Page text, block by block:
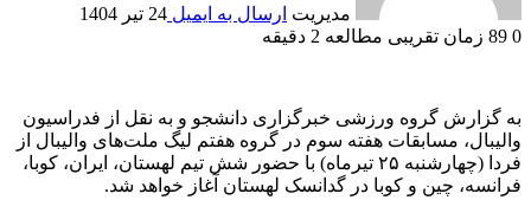
مدیریت ارسال به ایمیل 24 تیر 1404
0
زمان تقریبی مطالعه 2 دقیقه
به گزارش گروه ورزشی خبرگزاری دانشجو و به نقل از فدراسیون
والیبال، مسابقات هفته سوم در گروه هفتم لیگ ملت‌های والیبال از
فردا (چهارشنبه ۲۵ تیرماه) با حضور شش تیم لهستان، ایران، کوبا،
فرانسه، چین و کوبا در گدانسک لهستان آغاز خواهد شد.